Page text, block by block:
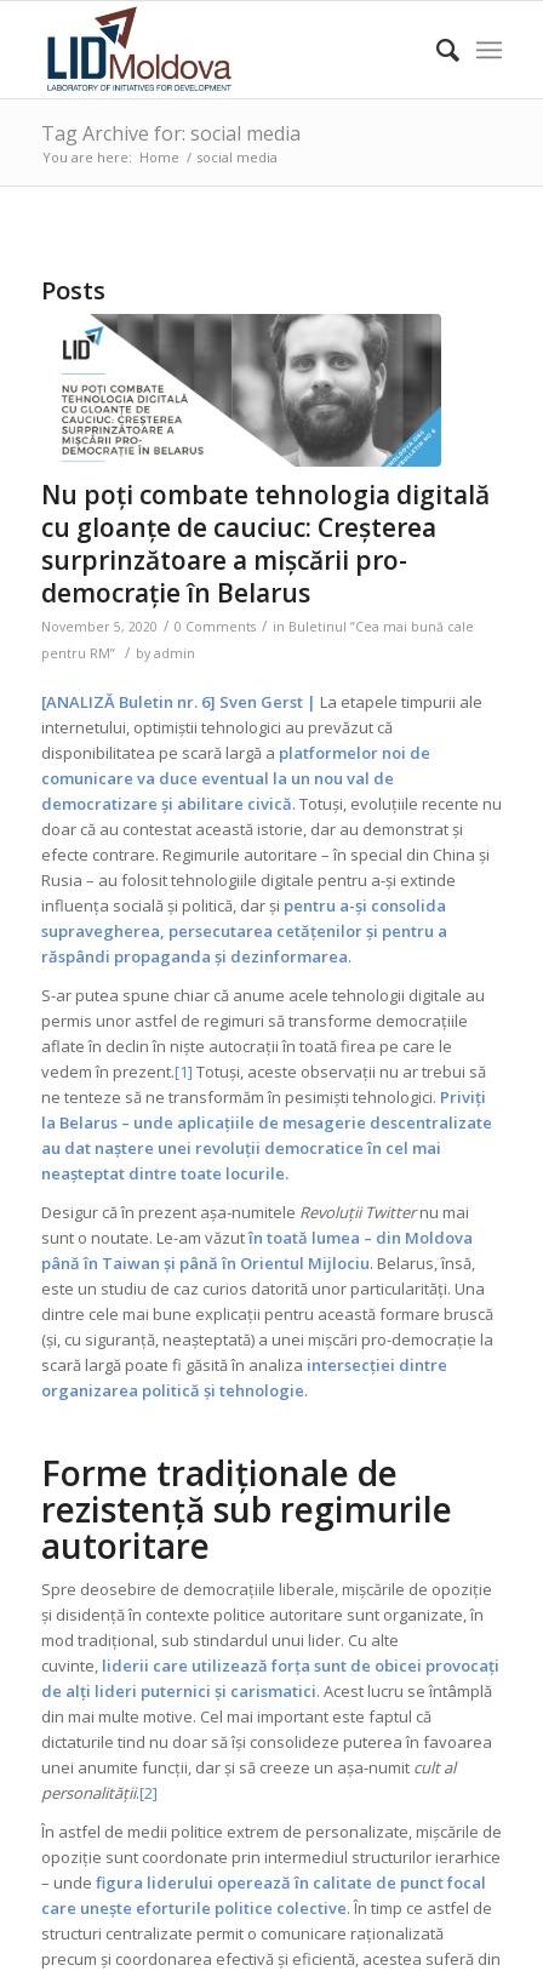
Tag Archive for: social media
You are here: Home / social media
Posts
Nu poți combate tehnologia digitală
cu gloanțe de cauciuc: Creșterea
surprinzătoare a mișcării pro-
democrație în Belarus
November 5, 2020 / 0 Comments / in Buletinul ”Cea mai bună cale
pentru RM”
/ by admin
[ANALIZĂ Buletin nr. 6] Sven Gerst| La etapele timpurii ale
internetului, optimiștii tehnologici au prevăzut că
disponibilitatea pe scară largă a platformelor noi de
comunicare va duce eventual la un nou val de
democratizare și abilitare civică. Totuși, evoluțiile recente nu
doar că au contestat această istorie, dar au demonstrat și
efecte contrare. Regimurile autoritare – în special din China și
Rusia – au folosit tehnologiile digitale pentru a-și extinde
influența socială și politică, dar și pentru a-și consolida
supravegherea, persecutarea cetățenilor și pentru a
răspândi propaganda și dezinformarea.
S-ar putea spune chiar că anume acele tehnologii digitale au
permis unor astfel de regimuri să transforme democrațiile
aflate în declin în niște autocrații în toată firea pe care le
vedem în prezent.[1] Totuși, aceste observații nu ar trebui să
ne tenteze să ne transformăm în pesimiști tehnologici. Priviți
la Belarus – unde aplicațiile de mesagerie descentralizate
au dat naștere unei revoluții democratice în cel mai
neașteptat dintre toate locurile.
Desigur că în prezent așa-numitele Revoluții Twitternu mai
sunt o noutate. Le-am văzutîn toată lumea – din Moldova
până în Taiwan și până în Orientul Mijlociu. Belarus, însă,
este un studiu de caz curios datorită unor particularități. Una
dintre cele mai bune explicații pentru această formare bruscă
(și, cu siguranță, neașteptată) a unei mișcări pro-democrație la
scară largă poate fi găsită în analiza intersecției dintre
organizarea politică și tehnologie.
Forme tradiționale de
rezistență sub regimurile
autoritare
Spre deosebire de democrațiile liberale, mișcările de opoziție
și disidență în contexte politice autoritare sunt organizate, în
mod tradițional, sub stindardul unui lider. Cu alte
cuvinte, liderii care utilizează forța sunt de obicei provocați
de alți lideri puternici și carismatici. Acest lucru se întâmplă
din mai multe motive. Cel mai important este faptul că
dictaturile tind nu doar să își consolideze puterea în favoarea
unei anumite funcții, dar și să creeze un așa-numit cult al
personalității.[2]
În astfel de medii politice extrem de personalizate, mișcările de
opoziție sunt coordonate prin intermediul structurilor ierarhice
– unde figura liderului operează în calitate de punct focal
care unește eforturile politice colective. În timp ce astfel de
structuri centralizate permit o comunicare raționalizată
precum și coordonarea efectivă și eficientă, acestea suferă din